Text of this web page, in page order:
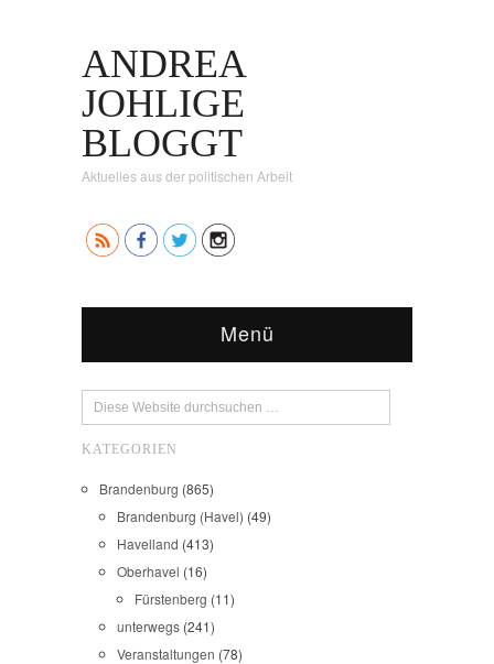
ANDREA
JOHLIGE
BLOGGT
Aktuelles aus der politischen Arbeit
Menü
KATEGORIEN
Brandenburg (865)
Brandenburg (Havel) (49)
Havelland (413)
Oberhavel (16)
Fürstenberg (11)
unterwegs (241)
Veranstaltungen (78)